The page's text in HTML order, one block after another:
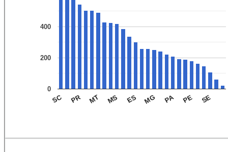
SC PR MT MS ES MG PA PE SE
0
200
400